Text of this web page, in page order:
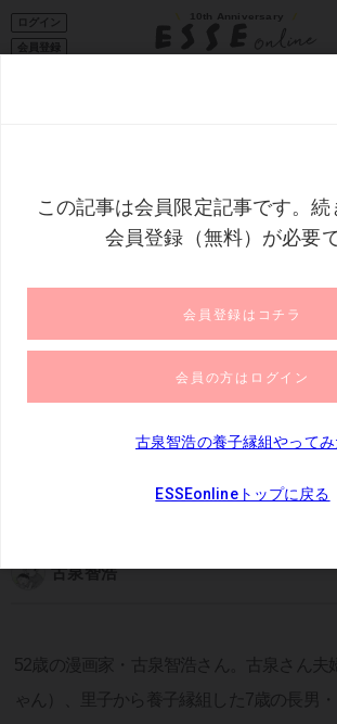
ログイン
会員登録
10th Anniversary
は、退屈な一日にすること＜
古泉智浩
52歳の漫画家・古泉智浩さん。古泉さん夫
ゃん）、里子から養子縁組した7歳の長男